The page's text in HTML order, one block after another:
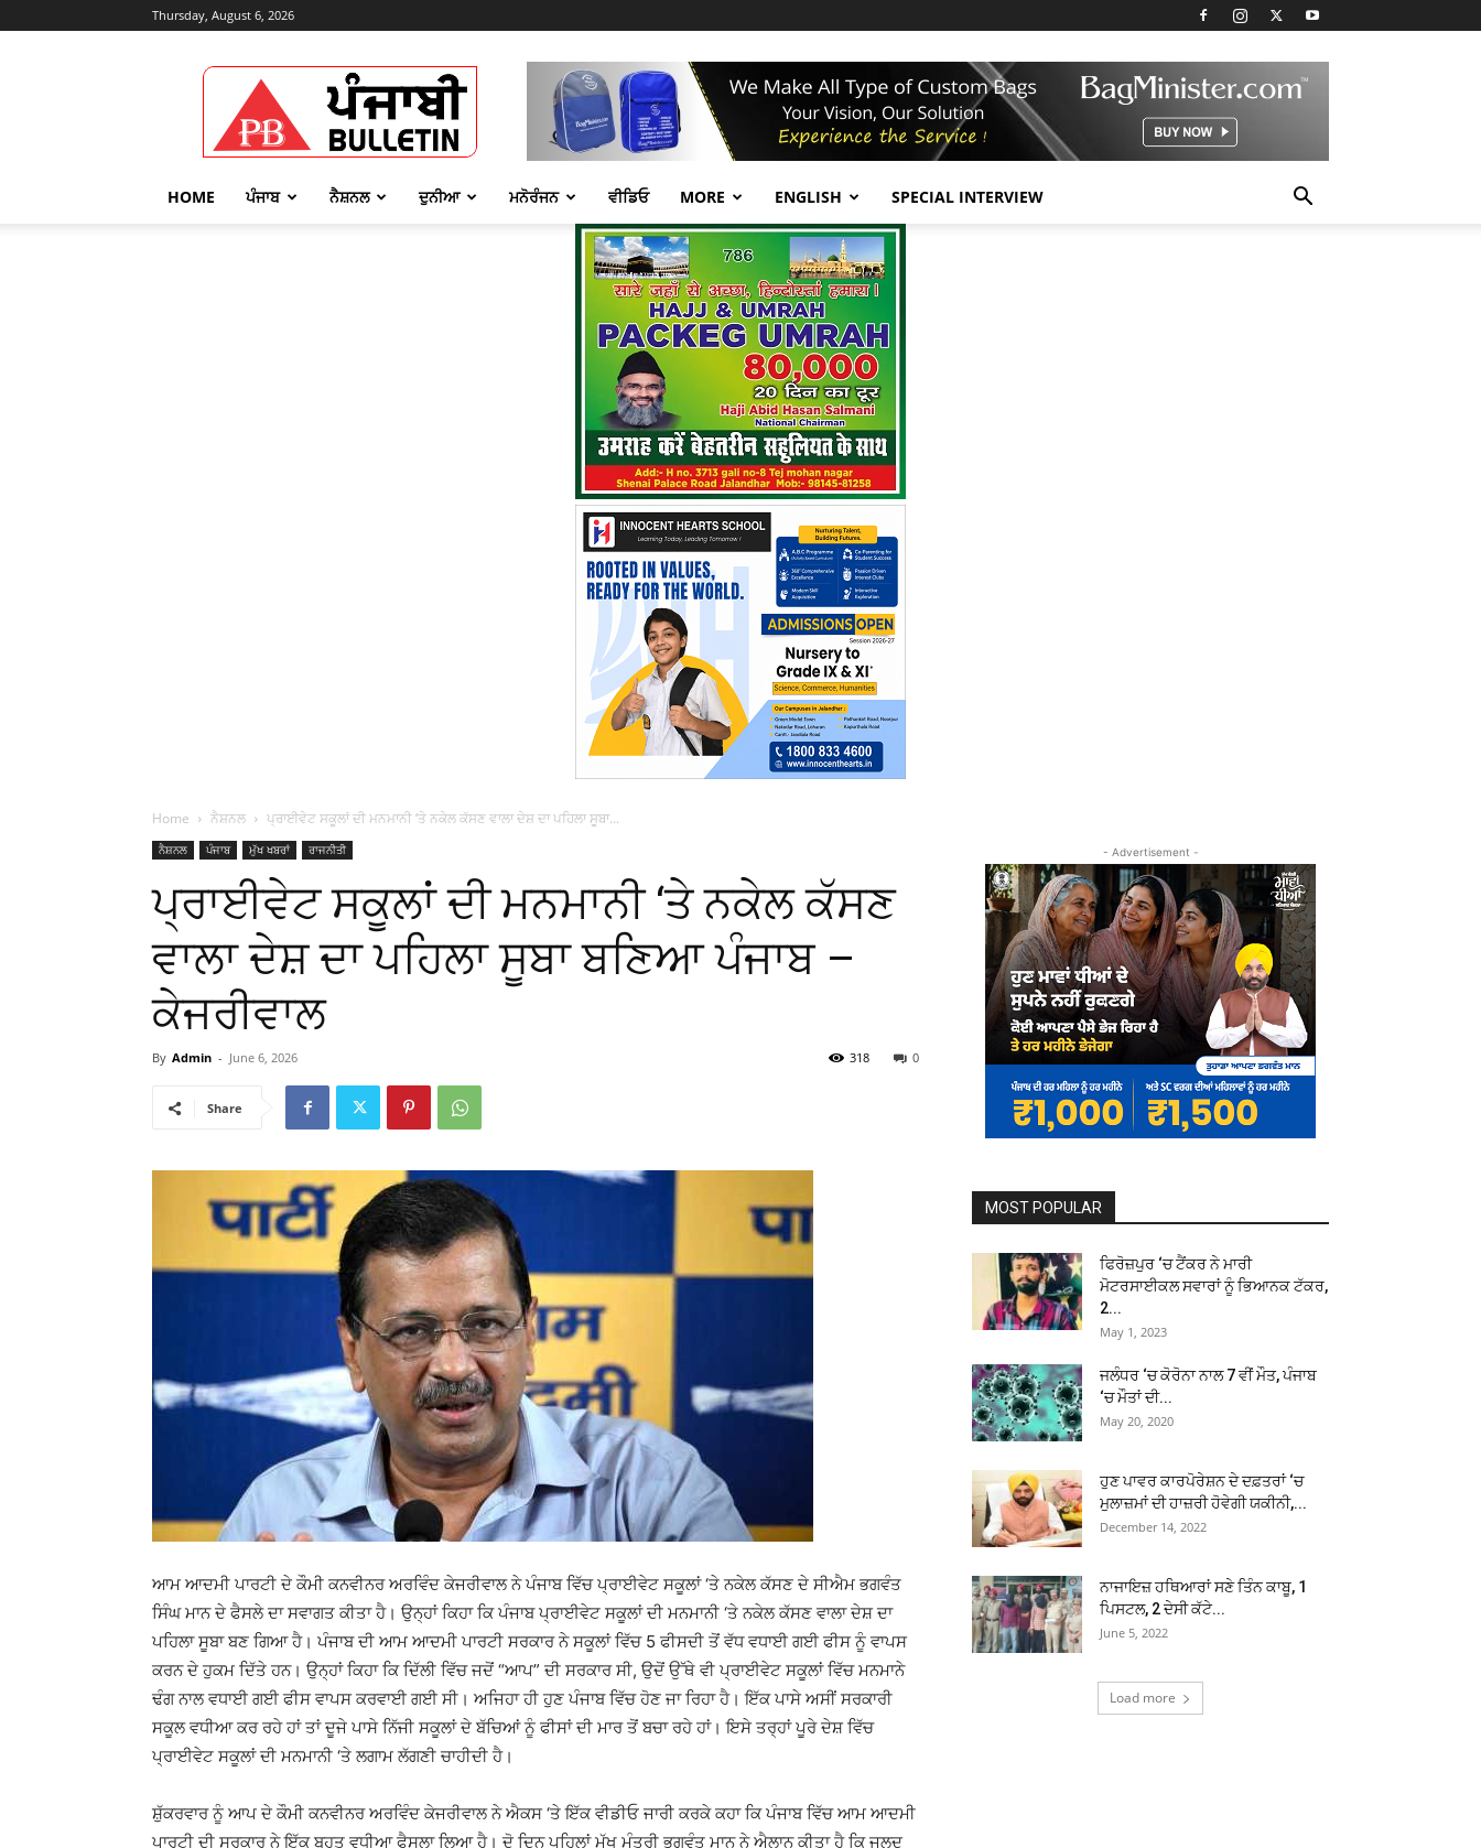
Thursday, August 6, 2026
Punjabi
Bulletin
HOME ਪੰਜਾਬ ਨੈਸ਼ਨਲ ਦੁਨੀਆ ਮਨੋਰੰਜਨ ਵੀਡਿਓ MORE ENGLISH SPECIAL INTERVIEW
Home ਨੈਸ਼ਨਲ ਪ੍ਰਾਈਵੇਟ ਸਕੂਲਾਂ ਦੀ ਮਨਮਾਨੀ ‘ਤੇ ਨਕੇਲ ਕੱਸਣ ਵਾਲਾ ਦੇਸ਼ ਦਾ ਪਹਿਲਾ ਸੂਬਾ...
ਨੈਸ਼ਨਲ ਪੰਜਾਬ ਮੁੱਖ ਖਬਰਾਂ ਰਾਜਨੀਤੀ
ਪ੍ਰਾਈਵੇਟ ਸਕੂਲਾਂ ਦੀ ਮਨਮਾਨੀ ‘ਤੇ ਨਕੇਲ ਕੱਸਣ
ਵਾਲਾ ਦੇਸ਼ ਦਾ ਪਹਿਲਾ ਸੂਬਾ ਬਣਿਆ ਪੰਜਾਬ –
ਕੇਜਰੀਵਾਲ
By Admin - June 6, 2026 0
318
Share
ਆਮ ਆਦਮੀ ਪਾਰਟੀ ਦੇ ਕੌਮੀ ਕਨਵੀਨਰ ਅਰਵਿੰਦ ਕੇਜਰੀਵਾਲ ਨੇ ਪੰਜਾਬ ਵਿੱਚ ਪ੍ਰਾਈਵੇਟ ਸਕੂਲਾਂ ‘ਤੇ ਨਕੇਲ ਕੱਸਣ ਦੇ ਸੀਐਮ ਭਗਵੰਤ
ਸਿੰਘ ਮਾਨ ਦੇ ਫੈਸਲੇ ਦਾ ਸਵਾਗਤ ਕੀਤਾ ਹੈ। ਉਨ੍ਹਾਂ ਕਿਹਾ ਕਿ ਪੰਜਾਬ ਪ੍ਰਾਈਵੇਟ ਸਕੂਲਾਂ ਦੀ ਮਨਮਾਨੀ ‘ਤੇ ਨਕੇਲ ਕੱਸਣ ਵਾਲਾ ਦੇਸ਼ ਦਾ
ਪਹਿਲਾ ਸੂਬਾ ਬਣ ਗਿਆ ਹੈ। ਪੰਜਾਬ ਦੀ ਆਮ ਆਦਮੀ ਪਾਰਟੀ ਸਰਕਾਰ ਨੇ ਸਕੂਲਾਂ ਵਿੱਚ 5 ਫੀਸਦੀ ਤੋਂ ਵੱਧ ਵਧਾਈ ਗਈ ਫੀਸ ਨੂੰ ਵਾਪਸ
ਕਰਨ ਦੇ ਹੁਕਮ ਦਿੱਤੇ ਹਨ। ਉਨ੍ਹਾਂ ਕਿਹਾ ਕਿ ਦਿੱਲੀ ਵਿੱਚ ਜਦੋਂ “ਆਪ” ਦੀ ਸਰਕਾਰ ਸੀ, ਉਦੋਂ ਉੱਥੇ ਵੀ ਪ੍ਰਾਈਵੇਟ ਸਕੂਲਾਂ ਵਿੱਚ ਮਨਮਾਨੇ
ਢੰਗ ਨਾਲ ਵਧਾਈ ਗਈ ਫੀਸ ਵਾਪਸ ਕਰਵਾਈ ਗਈ ਸੀ। ਅਜਿਹਾ ਹੀ ਹੁਣ ਪੰਜਾਬ ਵਿੱਚ ਹੋਣ ਜਾ ਰਿਹਾ ਹੈ। ਇੱਕ ਪਾਸੇ ਅਸੀਂ ਸਰਕਾਰੀ
ਸਕੂਲ ਵਧੀਆ ਕਰ ਰਹੇ ਹਾਂ ਤਾਂ ਦੂਜੇ ਪਾਸੇ ਨਿੱਜੀ ਸਕੂਲਾਂ ਦੇ ਬੱਚਿਆਂ ਨੂੰ ਫੀਸਾਂ ਦੀ ਮਾਰ ਤੋਂ ਬਚਾ ਰਹੇ ਹਾਂ। ਇਸੇ ਤਰ੍ਹਾਂ ਪੂਰੇ ਦੇਸ਼ ਵਿੱਚ
ਪ੍ਰਾਈਵੇਟ ਸਕੂਲਾਂ ਦੀ ਮਨਮਾਨੀ ‘ਤੇ ਲਗਾਮ ਲੱਗਣੀ ਚਾਹੀਦੀ ਹੈ।
ਸ਼ੁੱਕਰਵਾਰ ਨੂੰ ਆਪ ਦੇ ਕੌਮੀ ਕਨਵੀਨਰ ਅਰਵਿੰਦ ਕੇਜਰੀਵਾਲ ਨੇ ਐਕਸ ‘ਤੇ ਇੱਕ ਵੀਡੀਓ ਜਾਰੀ ਕਰਕੇ ਕਹਾ ਕਿ ਪੰਜਾਬ ਵਿੱਚ ਆਮ ਆਦਮੀ
ਪਾਰਟੀ ਦੀ ਸਰਕਾਰ ਨੇ ਇੱਕ ਬਹੁਤ ਵਧੀਆ ਫੈਸਲਾ ਲਿਆ ਹੈ। ਦੋ ਦਿਨ ਪਹਿਲਾਂ ਮੁੱਖ ਮੰਤਰੀ ਭਗਵੰਤ ਮਾਨ ਨੇ ਐਲਾਨ ਕੀਤਾ ਹੈ ਕਿ ਜਲਦ
- Advertisement -
MOST POPULAR
ਫਿਰੋਜ਼ਪੁਰ ‘ਚ ਟੈਂਕਰ ਨੇ ਮਾਰੀ
ਮੋਟਰਸਾਈਕਲ ਸਵਾਰਾਂ ਨੂੰ ਭਿਆਨਕ ਟੱਕਰ,
2...
May 1, 2023
ਜਲੰਧਰ ‘ਚ ਕੋਰੋਨਾ ਨਾਲ 7 ਵੀਂ ਮੌਤ, ਪੰਜਾਬ
‘ਚ ਮੌਤਾਂ ਦੀ...
May 20, 2020
ਹੁਣ ਪਾਵਰ ਕਾਰਪੋਰੇਸ਼ਨ ਦੇ ਦਫ਼ਤਰਾਂ ‘ਚ
ਮੁਲਾਜ਼ਮਾਂ ਦੀ ਹਾਜ਼ਰੀ ਹੋਵੇਗੀ ਯਕੀਨੀ,...
December 14, 2022
ਨਾਜਾਇਜ਼ ਹਥਿਆਰਾਂ ਸਣੇ ਤਿੰਨ ਕਾਬੂ, 1
ਪਿਸਟਲ, 2 ਦੇਸੀ ਕੱਟੇ...
June 5, 2022
Load more